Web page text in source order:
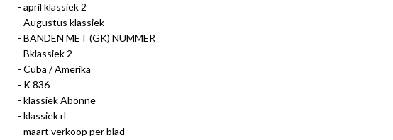
april klassiek 2
Augustus klassiek
BANDEN MET (GK) NUMMER
Bklassiek 2
Cuba / Amerika
K 836
klassiek Abonne
klassiek rl
maart verkoop per blad